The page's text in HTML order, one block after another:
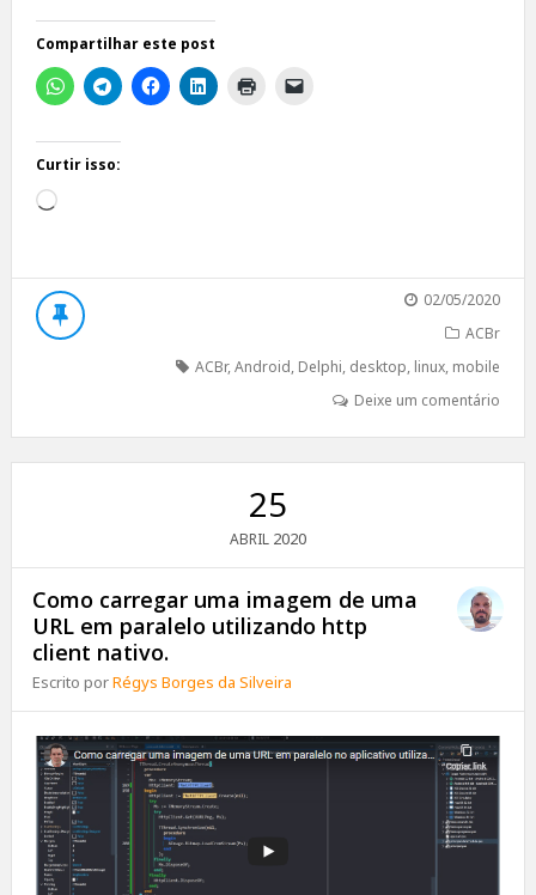
Compartilhar este post
Curtir isso:
Carregando...
02/05/2020
ACBr
ACBr,Android, Delphi, desktop, linux, mobile
Deixe um comentário
25
ABRIL 2020
Como carregar uma imagem de uma
URL em paralelo utilizando http
client nativo.
Escrito porRégys Borges da Silveira